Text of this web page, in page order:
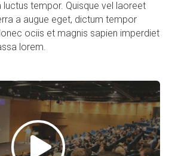
luctus tempor. Quisque vel laoreet
a augue eget, dictum tempor
ociis et magnis sapien imperdiet
lorem.